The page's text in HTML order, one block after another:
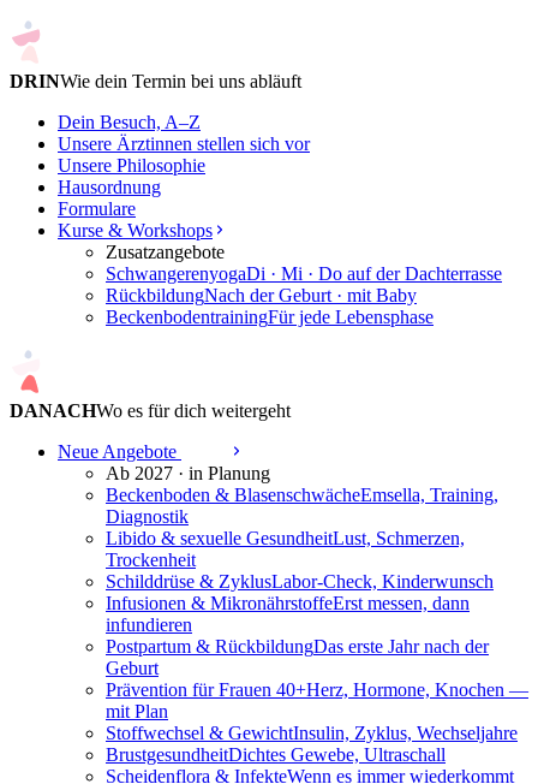
DRINWie dein Termin bei uns abläuft
Dein Besuch, A–Z
Unsere Ärztinnen stellen sich vor
Unsere Philosophie
Hausordnung
Formulare
Kurse & Workshops
Zusatzangebote
SchwangerenyogaDi · Mi · Do auf der Dachterrasse
RückbildungNach der Geburt · mit Baby
BeckenbodentrainingFür jede Lebensphase
DANACHWo es für dich weitergeht
Neue Angebote
Ab 2027 · in Planung
Beckenboden & BlasenschwächeEmsella, Training,
Diagnostik
Libido & sexuelle GesundheitLust, Schmerzen,
Trockenheit
Schilddrüse & ZyklusLabor-Check, Kinderwunsch
Infusionen & MikronährstoffeErst messen, dann
infundieren
Postpartum & RückbildungDas erste Jahr nach der
Geburt
Prävention für Frauen 40+Herz, Hormone, Knochen —
mit Plan
Stoffwechsel & GewichtInsulin, Zyklus, Wechseljahre
BrustgesundheitDichtes Gewebe, Ultraschall
Scheidenflora & InfekteWenn es immer wiederkommt